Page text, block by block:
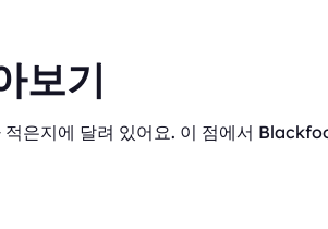
보기
은지에 달려 있어요. 이 점에서